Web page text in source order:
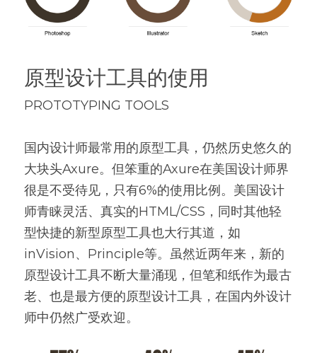
原型设计工具的使用
PROTOTYPING TOOLS
国内设计师最常用的原型工具，仍然历史悠久的
大块头Axure。但笨重的Axure在美国设计师界
很是不受待见，只有6%的使用比例。美国设计
师青睐灵活、真实的HTML/CSS，同时其他轻
型快捷的新型原型工具也大行其道，如
inVision、Principle等。虽然近两年来，新的
原型设计工具不断大量涌现，但笔和纸作为最古
老、也是最方便的原型设计工具，在国内外设计
师中仍然广受欢迎。